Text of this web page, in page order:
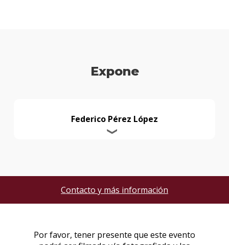
Expone
Federico Pérez López
Contacto y más información